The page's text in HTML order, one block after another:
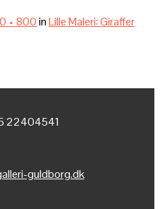
× 800inLille Maleri: Giraffer
22404541
guldborg.dk